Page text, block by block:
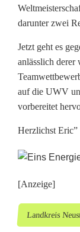
o
b
e
r
e
i
n
darunter zwei
Jetzt geht es
anlässlich
auf die UWV
vorbereitet
Herzlichst Eric”
[Anzeige]
Landkreis